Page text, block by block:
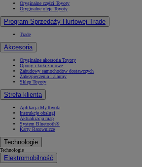
Oryginalne części Toyoty
Oryginalne oleje Toyoty
Program Sprzedaży Hurtowej Trade
Trade
Akcesoria
Oryginalne akcesoria Toyoty
Opony i koła zimowe
Zabudowy samochodów dostawczych
Zabezpieczenia i alarmy
Sklep Toyoty
Strefa klienta
Aplikacja MyToyota
Instrukcje obsługi
Aktualizacja map
System Bluetooth®
Karty Ratownicze
Technologie
Technologie
Elektromobilność